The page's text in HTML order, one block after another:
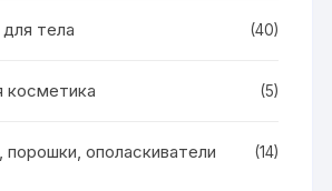
тела (40)
косметика (5)
порошки, ополаскиватели
(14)